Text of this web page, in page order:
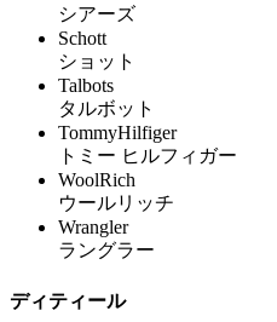
シアーズ
Schott
ショット
Talbots
タルボット
TommyHilfiger
トミー ヒルフィガー
WoolRich
ウールリッチ
Wrangler
ラングラー
ディティール